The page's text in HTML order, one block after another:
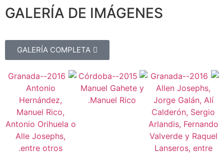
GALERÍA DE IMÁGENES
GALERÍA COMPLETA